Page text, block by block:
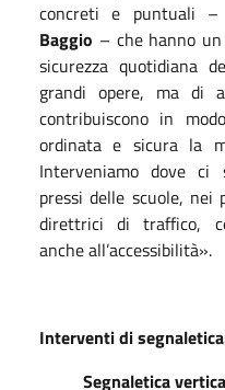
concreti e puntuali
Baggio – che hanno
sicurezza quotidiana
grandi opere, ma di
contribuiscono in
ordinata e sicura la
Interveniamo dove ci
pressi delle scuole, nei
direttrici di traffico,
anche all’accessibilità».
Interventi di
Segnaletica